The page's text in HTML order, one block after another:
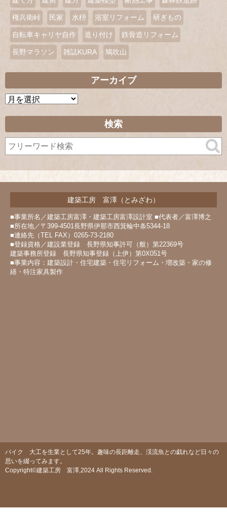
権兵衛峠 民家 水枡 浴室リフォーム 研ぎもの
自転車キャリヤ自作 造り付け 鉄骨造リフォーム
長野マラソン 雑誌KURA 鳩吹山
アーカイブ
ア
イ
ブ
検索
建築工房 富澤（とみざわ）
■事業所名／建築工房富澤・建築工房富澤設計室 ■代表者／富澤博之
■所在地／〒399-4501長野県伊那市西箕輪中条5344-18
■連絡先（TEL FAX）0265-73-2180
■登録資格／建設業登録 長野県知事許可（般）第22369号
建築事務所登録 長野県知事登録（上伊）第0X051号
■事業内容：建築設計・住宅建築・住宅リフォーム・増改築・家の修
繕・特注家具製作
バイク 大工を生業として25年。趣味の長距離走、渓流魚との戯れなど日々の
思いを綴ってみます。
Copyright©建築工房 富澤,2024 All Rights Reserved.